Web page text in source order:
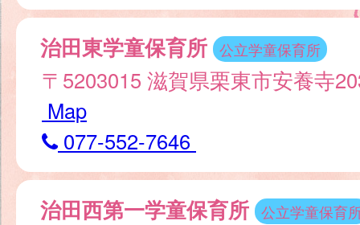
治田東学童保育所 公立学童保育所
〒5203015 滋賀県栗東市安養寺
Map
077-552-7646
治田西第一学童保育所 公立学童保育